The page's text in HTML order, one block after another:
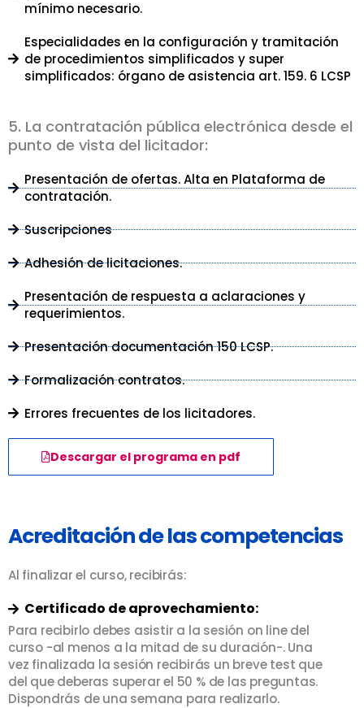
mínimo necesario.
Especialidades en la configuración y tramitación
de procedimientos simplificados y super
simplificados: órgano de asistencia art. 159. 6 LCSP
5. La contratación pública electrónica desde el
punto de vista del licitador:
Presentación de ofertas. Alta en Plataforma de
contratación.
Suscripciones
Adhesión de licitaciones.
Presentación de respuesta a aclaraciones y
requerimientos.
Presentación documentación 150 LCSP.
Formalización contratos.
Errores frecuentes de los licitadores.
Descargar el programa en pdf
Acreditación de las competencias
Al finalizar el curso, recibirás:
Certificado de aprovechamiento:
Para recibirlo debes asistir a la sesión on line del
curso -al menos a la mitad de su duración-. Una
vez finalizada la sesión recibirás un breve test que
del que deberas superar el 50 % de las preguntas.
Dispondrás de una semana para realizarlo.